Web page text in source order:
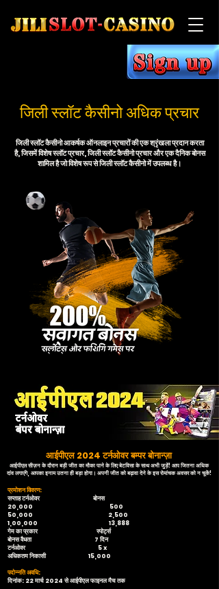
जिली स्लॉट कैसीनो अधिक प्रचार
जिली स्लॉट कैसीनो आकर्षक ऑनलाइन प्रचारों की एक श्रृंखला प्रदान करता
है, जिसमें विशेष स्लॉट प्रचार, जिली स्लॉट कैसीनो प्रचार और एक दैनिक बोनस
शामिल है जो विशेष रूप से जिली स्लॉट कैसीनो में उपलब्ध है।
आईपीएल 2024 टर्नओवर बम्पर बोनान्ज़ा
आईपीएल सीज़न के दौरान बड़ी जीत का मौका पाने के लिए बेटविसा के साथ अभी जुड़ें! आप जितना अधिक
दांव लगाएंगे, आपका इनाम उतना ही बड़ा होगा। अपनी जीत को बढ़ावा देने के इस रोमांचक अवसर को न चूकें!
प्रमोशन विवरण:
सप्ताह टर्नओवर बोनस
20,000 500
50,000 2,500
1,00,000 13,888
गेम का प्रकार स्पोर्ट्स
बोनस वैधता 7 दिन
टर्नओवर 5 x
अधिकतम निकासी 15,000
पदोन्नति अवधि:
दिनांक: 22 मार्च 2024 से आईपीएल फाइनल मैच तक